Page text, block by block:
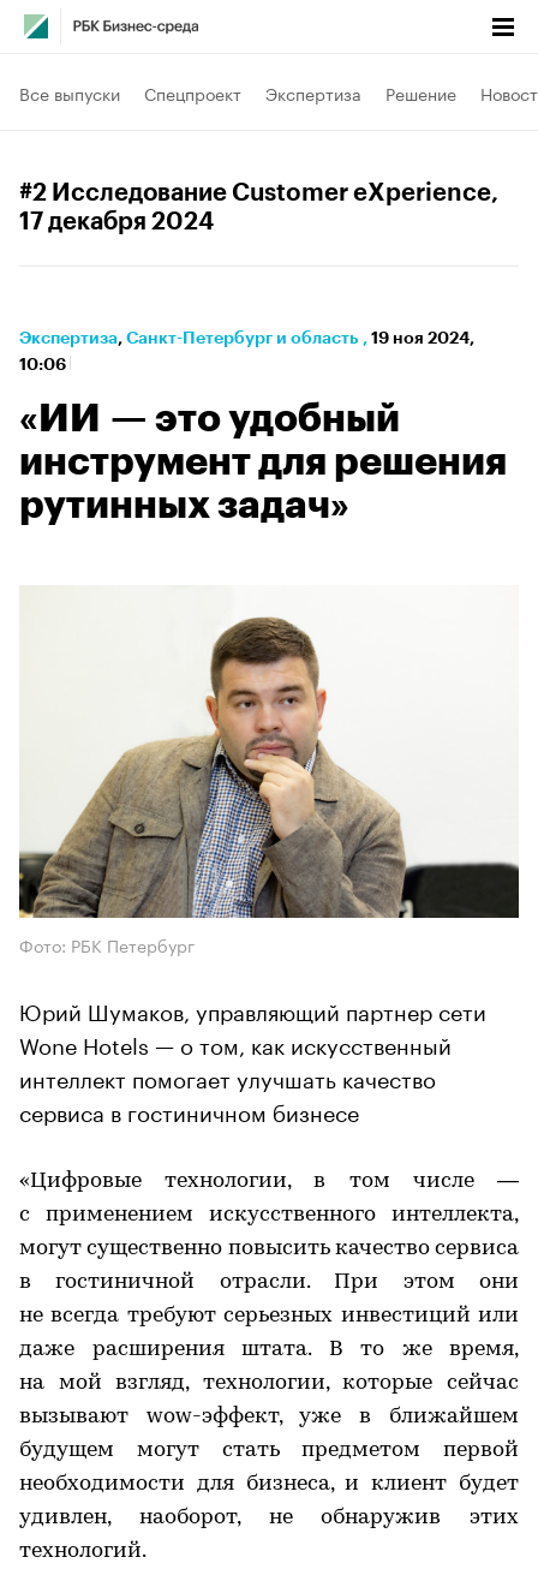
Все выпуски Спецпроект Экспертиза Решение
#2 Исследование Customer eXperience,
17 декабря 2024
Экспертиза⁠, Санкт-Петербург и область , 19 ноя 2024,
10:06
«ИИ — это удобный
инструмент для решения
рутинных задач»
Фото: РБК Петербург
Юрий Шумаков, управляющий партнер сети
Wone Hotels — о том, как искусственный
интеллект помогает улучшать качество
сервиса в гостиничном бизнесе
«Цифровые технологии, в том числе —
с применением искусственного интеллекта,
могут существенно повысить качество сервиса
в гостиничной отрасли. При этом они
не всегда требуют серьезных инвестиций или
даже расширения штата. В то же время,
на мой взгляд, технологии, которые сейчас
вызывают wow-эффект, уже в ближайшем
будущем могут стать предметом первой
необходимости для бизнеса, и клиент будет
удивлен, наоборот, не обнаружив этих
технологий.